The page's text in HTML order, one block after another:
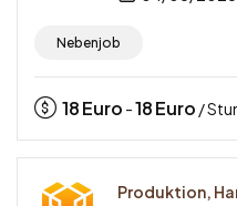
Nebenjob
18Euro -18Euro /
Produktion,